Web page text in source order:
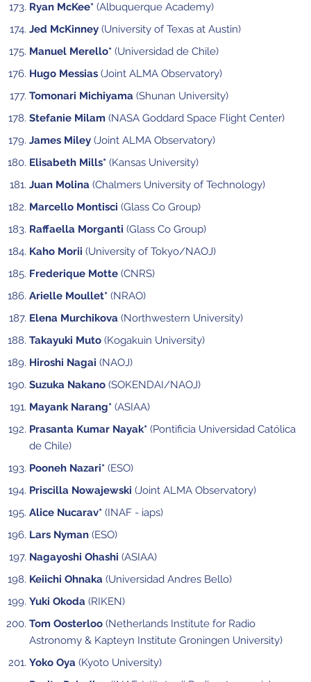
Ryan McKee*(Albuquerque Academy)
Jed McKinney(University of Texas at Austin)
Manuel Merello*(Universidad de Chile)
Hugo Messias(Joint ALMA Observatory)
Tomonari Michiyama(Shunan University)
Stefanie Milam(NASA Goddard Space Flight Center)
James Miley(Joint ALMA Observatory)
Elisabeth Mills*(Kansas University)
Juan Molina(Chalmers University of Technology)
Marcello Montisci (Glass Co Group)
Raffaella Morganti (Glass Co Group)
Kaho Morii (University of Tokyo/NAOJ)
Frederique Motte(CNRS)
Arielle Moullet*(NRAO)
Elena Murchikova(Northwestern University)
Takayuki Muto(Kogakuin University)
Hiroshi Nagai (NAOJ)
Suzuka Nakano(SOKENDAI/NAOJ)
Mayank Narang*(ASIAA)
Prasanta Kumar Nayak*(Pontificia Universidad Católica
de Chile)
Pooneh Nazari*(ESO)
Priscilla Nowajewski (Joint ALMA Observatory)
Alice Nucarav*(INAF - iaps)
Lars Nyman(ESO)
Nagayoshi Ohashi (ASIAA)
Keiichi Ohnaka(Universidad Andres Bello)
Yuki Okoda(RIKEN)
Tom Oosterloo(Netherlands Institute for Radio
Astronomy & Kapteyn Institute Groningen University)
Yoko Oya(Kyoto University)